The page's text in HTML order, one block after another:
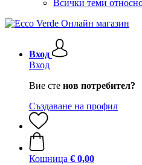
Всички теми
Вход
Вход
Вие сте нов потребител?
Създаване на профил
Кошница € 0,00